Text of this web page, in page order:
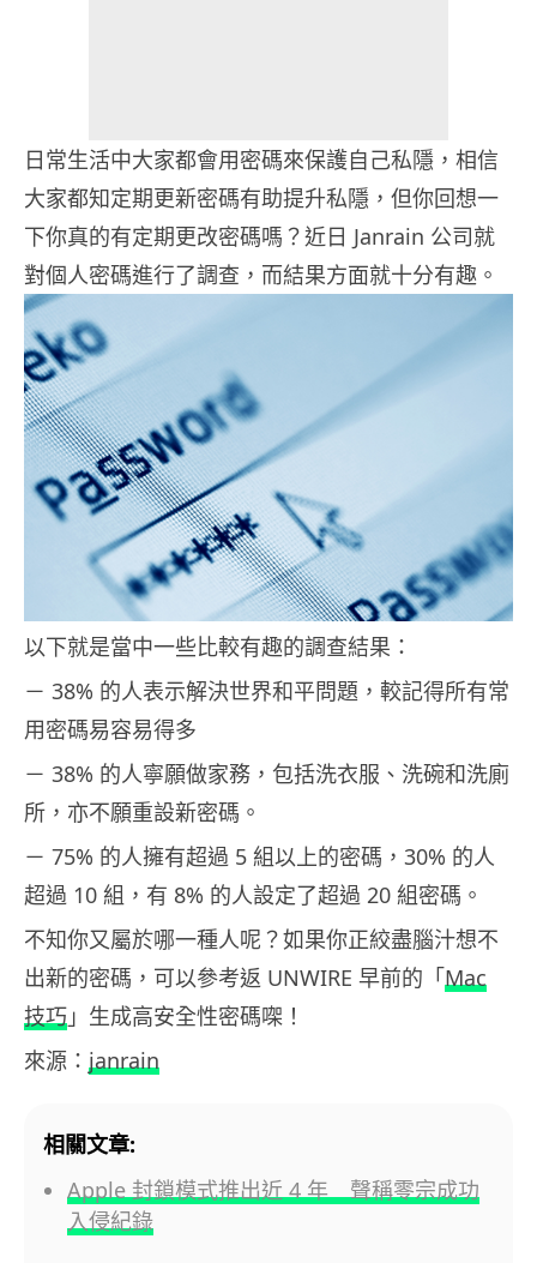
日常生活中大家都會用密碼來保護自己私隱，相信
大家都知定期更新密碼有助提升私隱，但你回想一
下你真的有定期更改密碼嗎？近日 Janrain 公司就
對個人密碼進行了調查，而結果方面就十分有趣。
以下就是當中一些比較有趣的調查結果：
－ 38% 的人表示解決世界和平問題，較記得所有常
用密碼易容易得多
－ 38% 的人寧願做家務，包括洗衣服、洗碗和洗廁
所，亦不願重設新密碼。
－ 75% 的人擁有超過 5 組以上的密碼，30% 的人
超過 10 組，有 8% 的人設定了超過 20 組密碼。
不知你又屬於哪一種人呢？如果你正絞盡腦汁想不
出新的密碼，可以參考返 UNWIRE 早前的「Mac
技巧 」生成高安全性密碼㗎！
來源： janrain
相關文章:
Apple 封鎖模式推出近 4 年 聲稱零宗成功
入侵紀錄